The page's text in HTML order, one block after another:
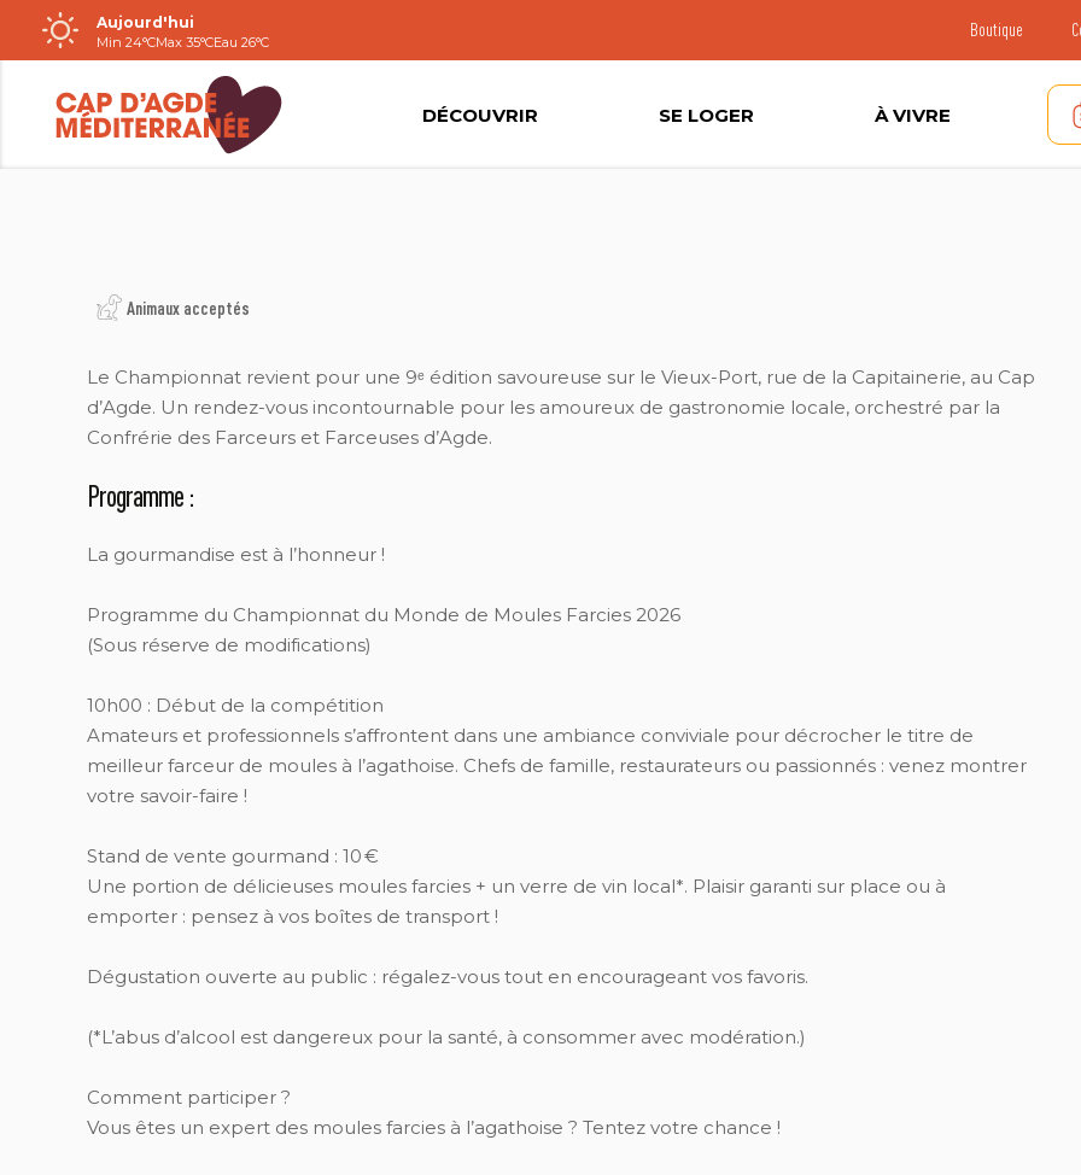
Passer
au
contenu
Aujourd'hui
Min 24°CMax 35°CEau 26°C
Boutique
DÉCOUVRIR SE LOGER À VIVRE
Animaux acceptés
Le Championnat revient pour une 9ᵉ édition savoureuse sur le Vieux-Port, rue de la Capitainerie, au Cap
d’Agde. Un rendez-vous incontournable pour les amoureux de gastronomie locale, orchestré par la
Confrérie des Farceurs et Farceuses d’Agde.
Programme :
La gourmandise est à l’honneur !
Programme du Championnat du Monde de Moules Farcies 2026
(Sous réserve de modifications)
10h00 : Début de la compétition
Amateurs et professionnels s’affrontent dans une ambiance conviviale pour décrocher le titre de
meilleur farceur de moules à l’agathoise. Chefs de famille, restaurateurs ou passionnés : venez montrer
votre savoir-faire !
Stand de vente gourmand : 10 €
Une portion de délicieuses moules farcies + un verre de vin local*. Plaisir garanti sur place ou à
emporter : pensez à vos boîtes de transport !
Dégustation ouverte au public : régalez-vous tout en encourageant vos favoris.
(*L’abus d’alcool est dangereux pour la santé, à consommer avec modération.)
Comment participer ?
Vous êtes un expert des moules farcies à l’agathoise ? Tentez votre chance !